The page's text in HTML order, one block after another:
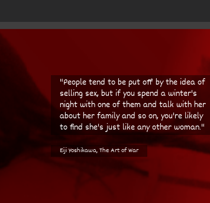
"People tend to be put off by the idea of
selling sex, but if you spend a winter's
night with one of them and talk with her
about her family and so on, you're likely
to find she's just like any other woman."
Eiji Yoshikawa, The Art of War